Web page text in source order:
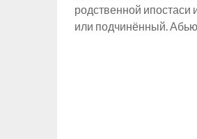
родственной ипостаси
или подчинённый.